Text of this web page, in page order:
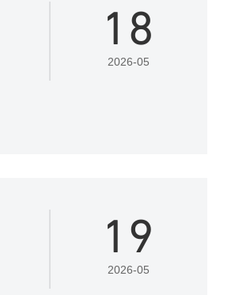
18
2026-05
19
2026-05